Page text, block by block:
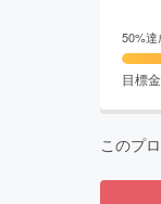
50%達
目標
このプ